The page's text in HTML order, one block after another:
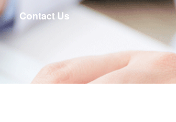
Contact Us